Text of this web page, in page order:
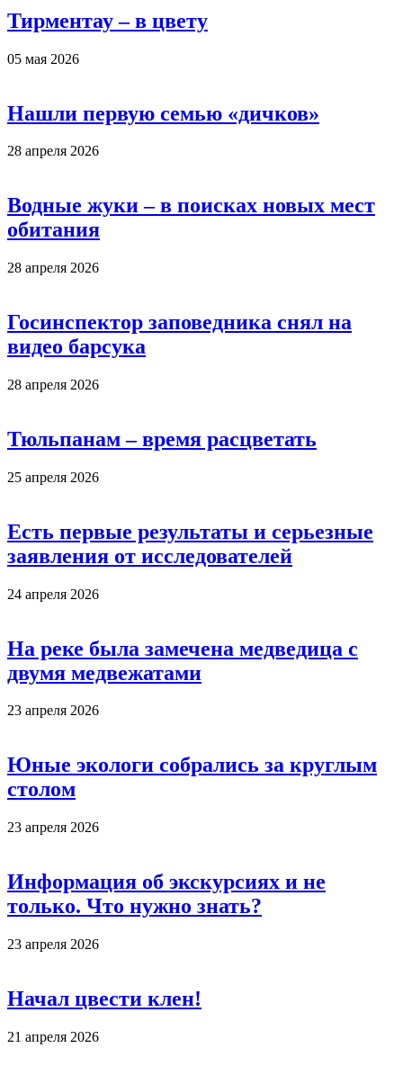
Тирментау – в цвету
05 мая 2026
Нашли первую семью «дичков»
28 апреля 2026
Водные жуки – в поисках новых мест
обитания
28 апреля 2026
Госинспектор заповедника снял на
видео барсука
28 апреля 2026
Тюльпанам – время расцветать
25 апреля 2026
Есть первые результаты и серьезные
заявления от исследователей
24 апреля 2026
На реке была замечена медведица с
двумя медвежатами
23 апреля 2026
Юные экологи собрались за круглым
столом
23 апреля 2026
Информация об экскурсиях и не
только. Что нужно знать?
23 апреля 2026
Начал цвести клен!
21 апреля 2026